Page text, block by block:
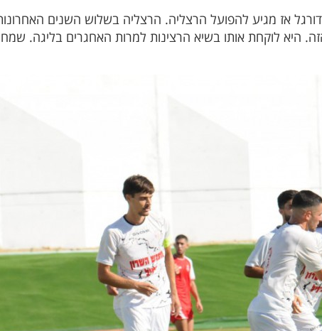
אז מגיע להפועל הרצליה. הרצליה בשלוש השנים
היא לוקחת אותו בשיא הרצינות למרות האחגרים בליגה.